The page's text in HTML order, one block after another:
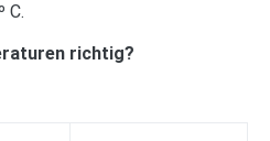
C.
richtig?